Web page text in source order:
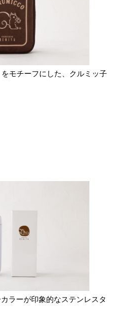
をモチーフにした、クルミッ子
ラーが印象的なステンレスタ